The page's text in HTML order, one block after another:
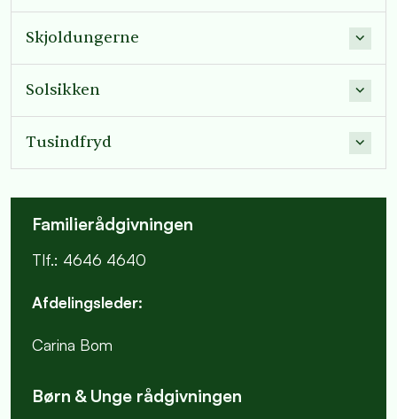
Skjoldungerne
Solsikken
Tusindfryd
Familierådgivningen
Tlf.: 4646 4640
Afdelingsleder:
Carina Bom
Børn & Unge rådgivningen